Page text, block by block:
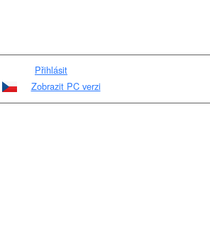
Přihlásit
Zobrazit PC verzi